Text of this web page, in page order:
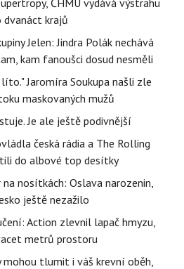
ČHMÚ vydává výstrahu
dvanáct krajů
Jelen: Jindra Polák nechává
kam fanoušci dosud nesměli
Jaromíra Soukupa našli zle
maskovaných mužů
Je ale ještě podivnější
česká rádia a The Rolling
do albové top desítky
na nosítkách: Oslava narozenin,
ještě nezažilo
Action zlevnil lapač hmyzu,
metrů prostoru
mohou tlumit i váš krevní oběh,